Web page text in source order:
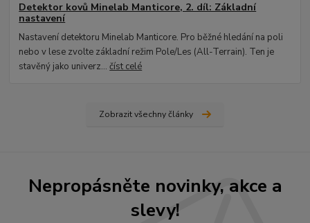
Detektor kovů Minelab Manticore, 2. díl: Základní
nastavení
Nastavení detektoru Minelab Manticore. Pro běžné hledání na poli
nebo v lese zvolte základní režim Pole/Les (All-Terrain). Ten je
stavěný jako univerz...číst celé
Zobrazit všechny články
Nepropásněte novinky, akce a
slevy!